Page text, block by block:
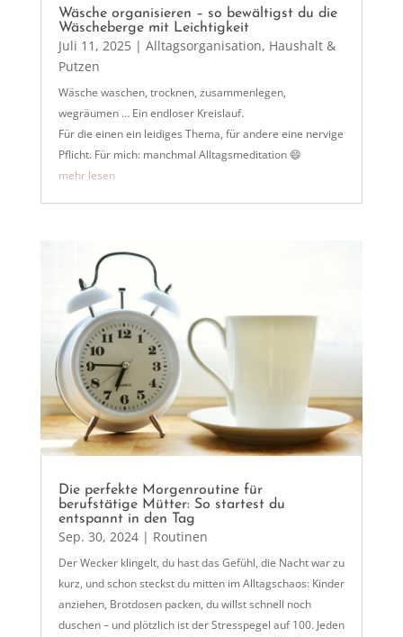
Wäsche organisieren – so bewältigst du die
Wäscheberge mit Leichtigkeit
Juli 11, 2025| Alltagsorganisation, Haushalt &
Putzen
Wäsche waschen, trocknen, zusammenlegen,
wegräumen … Ein endloser Kreislauf.
Für die einen ein leidiges Thema, für andere eine nervige
Pflicht. Für mich: manchmal Alltagsmeditation 😄
mehr lesen
Die perfekte Morgenroutine für
berufstätige Mütter: So startest du
entspannt in den Tag
Sep. 30, 2024| Routinen
Der Wecker klingelt, du hast das Gefühl, die Nacht war zu
kurz, und schon steckst du mitten im Alltagschaos: Kinder
anziehen, Brotdosen packen, du willst schnell noch
duschen – und plötzlich ist der Stresspegel auf 100. Jeden